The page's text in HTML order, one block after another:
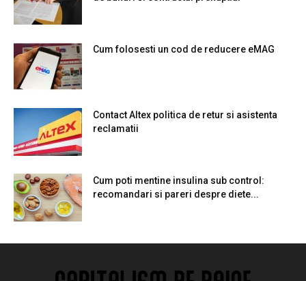
Cum folosesti un cod de reducere eMAG
Contact Altex politica de retur si asistenta
reclamatii
Cum poti mentine insulina sub control:
recomandari si pareri despre diete...